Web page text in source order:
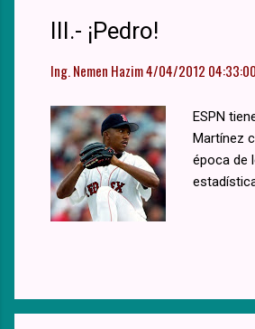
III.- ¡Pedro!
Ing. Nemen Hazim4/04/2012
ESPN
Martínez
época de